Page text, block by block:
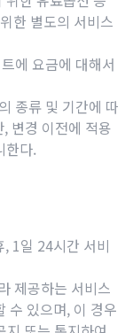
한 별도의 서비스
에 요금에 대해서
종류 및 기간에 따
변경 이전에 적용
한다.
1일 24시간 서비
제공하는 서비스
수 있으며, 이 경우